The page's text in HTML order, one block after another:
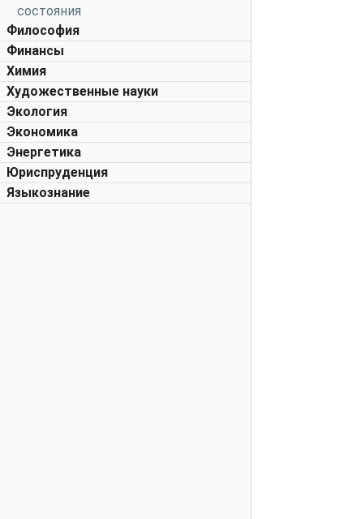
состояния
Философия
Финансы
Химия
Художественные науки
Экология
Экономика
Энергетика
Юриспруденция
Языкознание